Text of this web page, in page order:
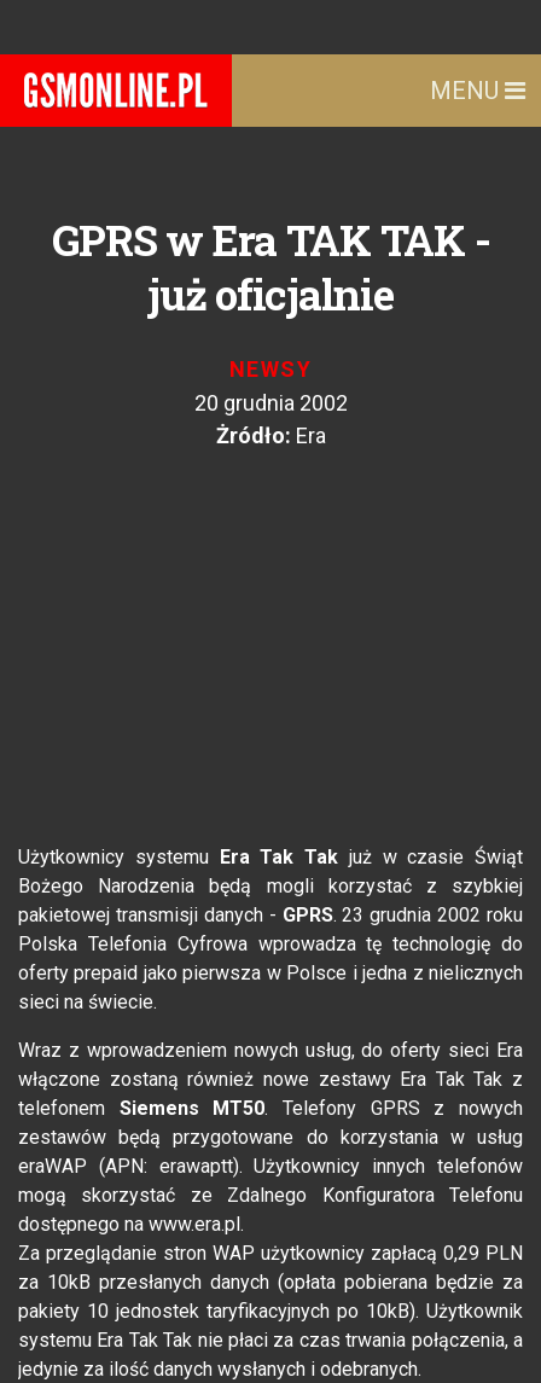
MENU
GPRS w Era TAK TAK -
już oficjalnie
NEWSY
20 grudnia 2002
Żródło: Era
Użytkownicy systemu Era Tak Tak już w czasie Świąt
Bożego Narodzenia będą mogli korzystać z szybkiej
pakietowej transmisji danych - GPRS. 23 grudnia 2002 roku
Polska Telefonia Cyfrowa wprowadza tę technologię do
oferty prepaid jako pierwsza w Polsce i jedna z nielicznych
sieci na świecie.
Wraz z wprowadzeniem nowych usług, do oferty sieci Era
włączone zostaną również nowe zestawy Era Tak Tak z
telefonem Siemens MT50. Telefony GPRS z nowych
zestawów będą przygotowane do korzystania w usług
eraWAP (APN: erawaptt). Użytkownicy innych telefonów
mogą skorzystać ze Zdalnego Konfiguratora Telefonu
dostępnego na www.era.pl.
Za przeglądanie stron WAP użytkownicy zapłacą 0,29 PLN
za 10kB przesłanych danych (opłata pobierana będzie za
pakiety 10 jednostek taryfikacyjnych po 10kB). Użytkownik
systemu Era Tak Tak nie płaci za czas trwania połączenia, a
jedynie za ilość danych wysłanych i odebranych.